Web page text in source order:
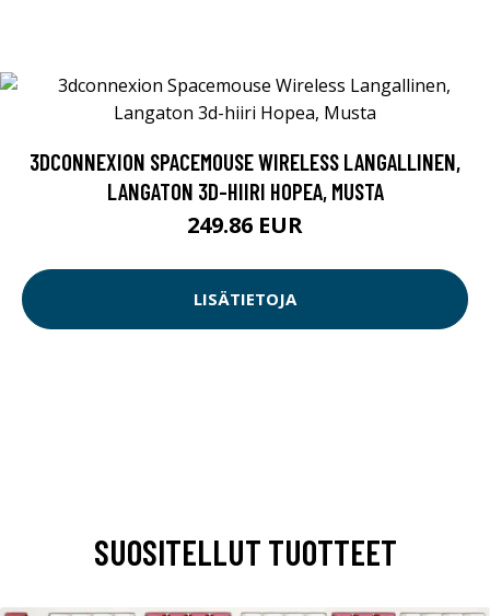
3DCONNEXION SPACEMOUSE WIRELESS LANGALLINEN,
LANGATON 3D-HIIRI HOPEA, MUSTA
249.86 EUR
LISÄTIETOJA
SUOSITELLUT TUOTTEET